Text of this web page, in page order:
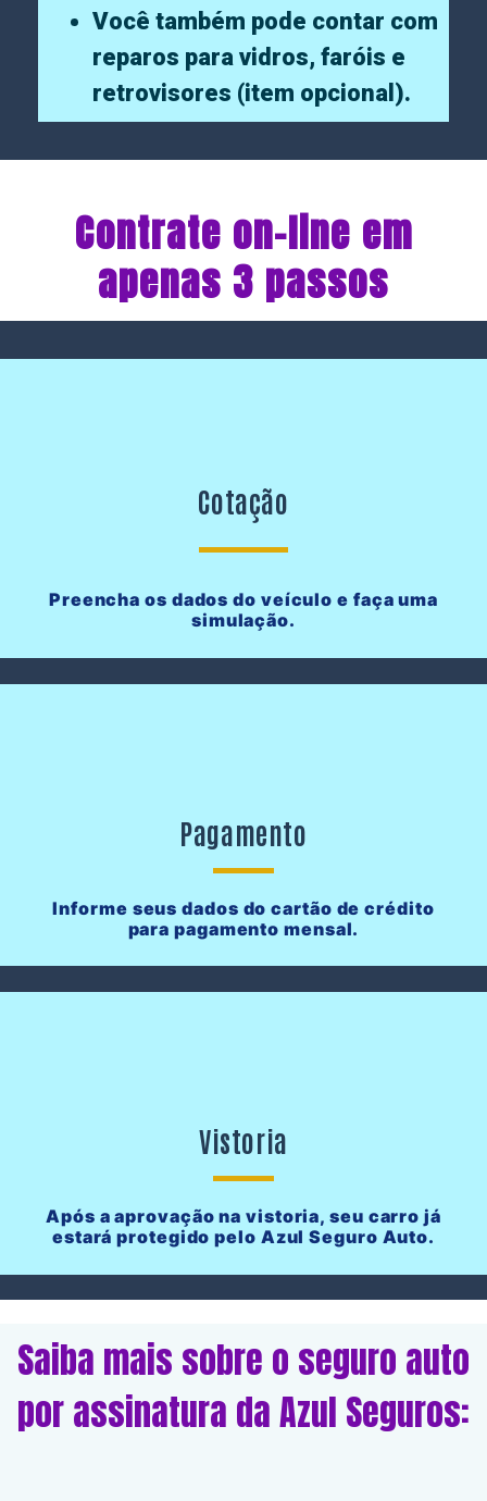
Você também pode contar com
reparos para vidros, faróis e
retrovisores (item opcional).
Contrate on-line em
apenas 3 passos
Cotação
Preencha os dados do veículo e faça uma
simulação.
Pagamento
Informe seus dados do cartão de crédito
para pagamento mensal.
Vistoria
Após a aprovação na vistoria, seu carro já
estará protegido pelo Azul Seguro Auto.
Saiba mais sobre o seguro auto
por assinatura da Azul Seguros: